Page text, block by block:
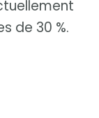
de 30 %.